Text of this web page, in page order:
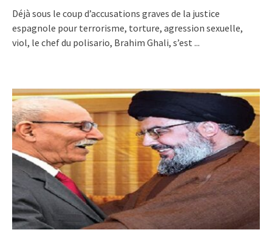
Déjà sous le coup d’accusations graves de la justice
espagnole pour terrorisme, torture, agression sexuelle,
viol, le chef du polisario, Brahim Ghali, s’est ...